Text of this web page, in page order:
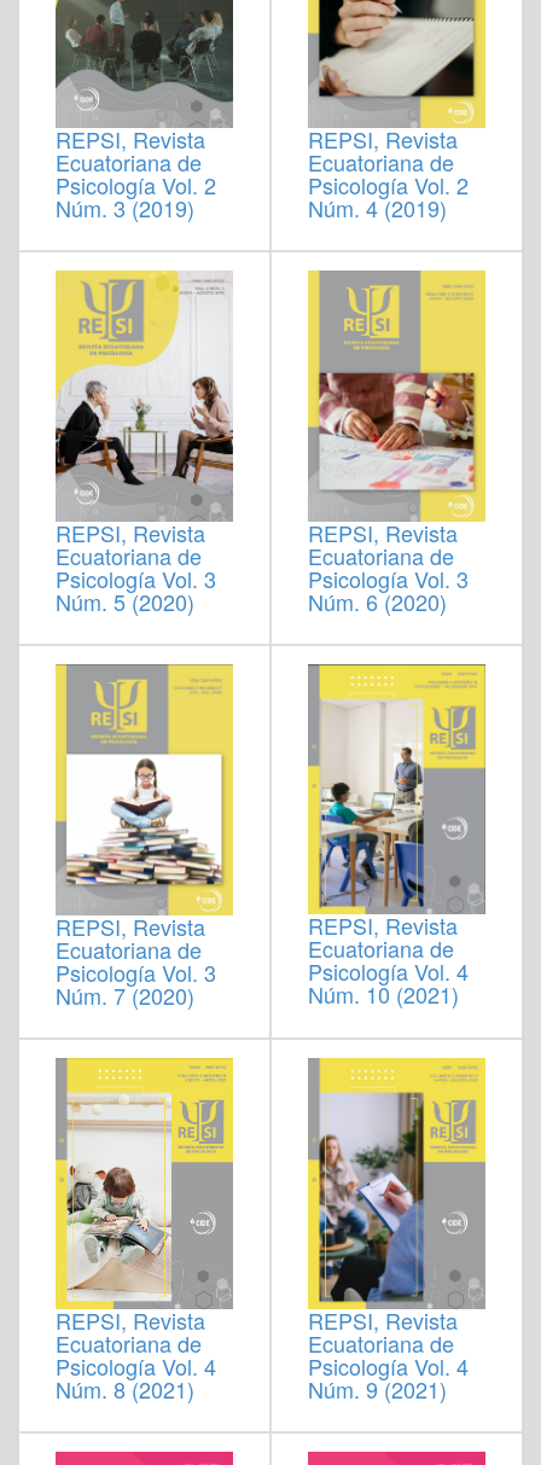
REPSI, Revista
Ecuatoriana de
Psicología Vol. 2
Núm. 3 (2019)
REPSI, Revista
Ecuatoriana de
Psicología Vol. 2
Núm. 4 (2019)
REPSI, Revista
Ecuatoriana de
Psicología Vol. 3
Núm. 5 (2020)
REPSI, Revista
Ecuatoriana de
Psicología Vol. 3
Núm. 6 (2020)
REPSI, Revista
Ecuatoriana de
Psicología Vol. 3
Núm. 7 (2020)
REPSI, Revista
Ecuatoriana de
Psicología Vol. 4
Núm. 10 (2021)
REPSI, Revista
Ecuatoriana de
Psicología Vol. 4
Núm. 8 (2021)
REPSI, Revista
Ecuatoriana de
Psicología Vol. 4
Núm. 9 (2021)